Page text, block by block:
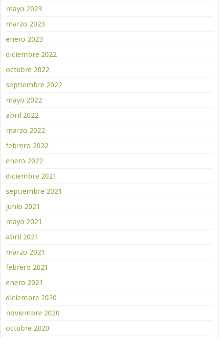
mayo 2023
marzo 2023
enero 2023
diciembre 2022
octubre 2022
septiembre 2022
mayo 2022
abril 2022
marzo 2022
febrero 2022
enero 2022
diciembre 2021
septiembre 2021
junio 2021
mayo 2021
abril 2021
marzo 2021
febrero 2021
enero 2021
diciembre 2020
noviembre 2020
octubre 2020